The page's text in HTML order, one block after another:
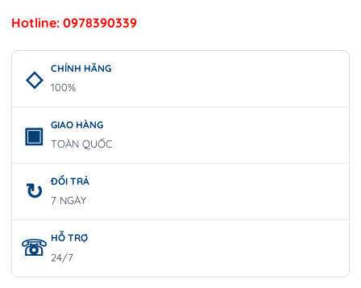
Hotline: 0978390339
CHÍNH HÃNG
100%
GIAO HÀNG
TOÀN QUỐC
ĐỔI TRẢ
7 NGÀY
HỖ TRỢ
24/7